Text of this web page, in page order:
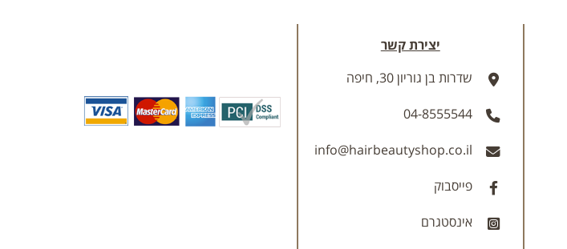
יצירת קשר
שדרות בן גוריון 30, חיפה
04-8555544
info@hairbeautyshop.co.il
פייסבוק
אינסטגרם